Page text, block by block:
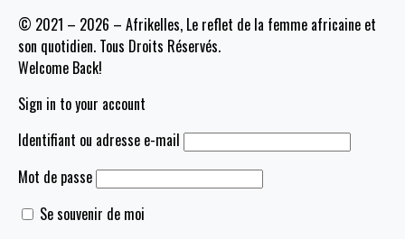
© 2021 – 2026 – Afrikelles, Le reflet de la femme africaine et
son quotidien. Tous Droits Réservés.
Welcome Back!
Sign in to your account
Identifiant ou adresse e-mail
Mot de passe
Se souvenir de moi